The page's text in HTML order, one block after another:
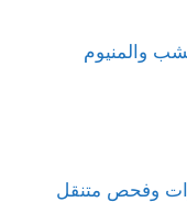
والمنيوم
وفحص متنقل